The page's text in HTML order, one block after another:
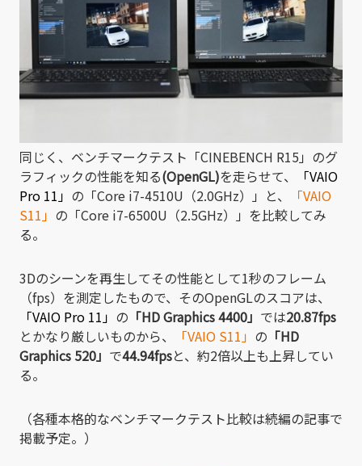
同じく、ベンチマークテスト「CINEBENCH R15」のグ
ラフィックの性能を知る(OpenGL)を走らせて、
「VAIO
Pro 11」 の「Core i7-4510U（2.0GHz）」と、
「VAIO
S11」 の「Core i7-6500U（2.5GHz）」を比較してみ
る。
3Dのシーンを再生してその性能として1秒のフレーム
（fps）を測定したもので、そのOpenGLのスコアは、
「VAIO Pro 11」 の 「HD Graphics 4400」 では20.87fps
とかなり厳しいものから、
「VAIO S11」 の 「HD
Graphics 520」 で44.94fpsと、約2倍以上も上昇してい
る。
（各種本格的なベンチマークテスト比較は続編の記事で
掲載予定。）